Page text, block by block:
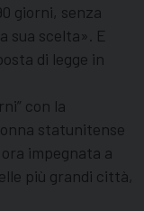
giorni, senza
sua scelta». E
di legge in
con la
statunitense
impegnata a
più grandi città,